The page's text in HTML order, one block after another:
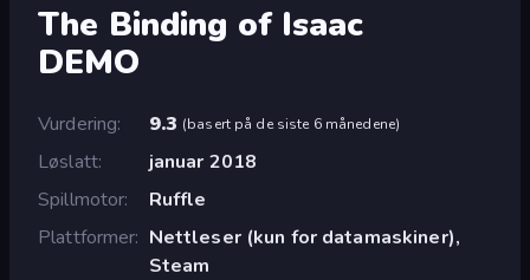
The Binding of Isaac
DEMO
Vurdering 9.3 (basert på de siste 6 månedene)
Løslatt
januar 2018
Spillmotor
Ruffle
Plattformer Nettleser (kun for datamaskiner),
Steam